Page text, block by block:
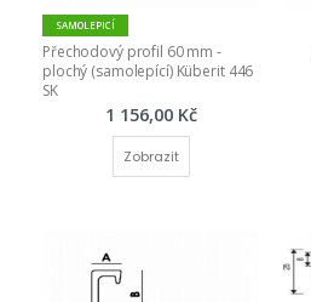
SAMOLEPICÍ
Přechodový profil 60 mm -
plochý (samolepící) Küberit 446
SK
1 156,00 Kč
Zobrazit